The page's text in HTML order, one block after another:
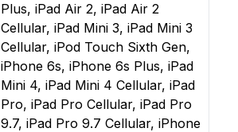
Plus, iPad Air 2, iPad Air 2
Cellular, iPad Mini 3, iPad Mini 3
Cellular, iPod Touch Sixth Gen,
iPhone 6s, iPhone 6s Plus, iPad
Mini 4, iPad Mini 4 Cellular, iPad
Pro, iPad Pro Cellular, iPad Pro
9.7, iPad Pro 9.7 Cellular, iPhone